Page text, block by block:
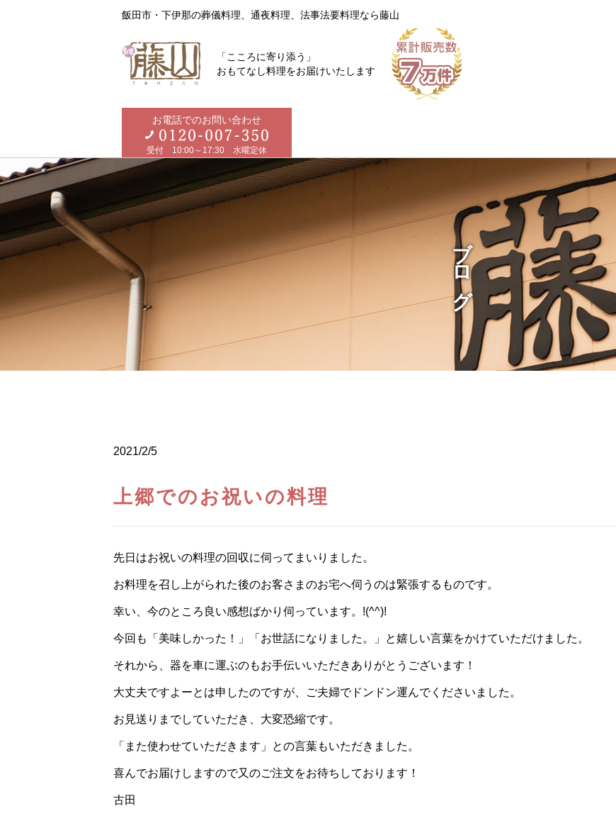
飯田市・下伊那の葬儀料理、通夜料理、法事法要料理なら藤山
「こころに寄り添う」
おもてなし料理をお届けいたします
お電話でのお問い合わせ
受付 10:00～17:30 水曜定休
ブログ
2021/2/5
上郷でのお祝いの料理
先日はお祝いの料理の回収に伺ってまいりました。
お料理を召し上がられた後のお客さまのお宅へ伺うのは緊張するものです。
幸い、今のところ良い感想ばかり伺っています。!(^^)!
今回も「美味しかった！」「お世話になりました。」と嬉しい言葉をかけていただけました。
それから、器を車に運ぶのもお手伝いいただきありがとうございます！
大丈夫ですよーとは申したのですが、ご夫婦でドンドン運んでくださいました。
お見送りまでしていただき、大変恐縮です。
「また使わせていただきます」との言葉もいただきました。
喜んでお届けしますので又のご注文をお待ちしております！
古田